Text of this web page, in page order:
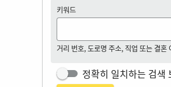
키워드
거리 번호, 도로명 주소, 직업 또는 결혼
정확히 일치하는 검색